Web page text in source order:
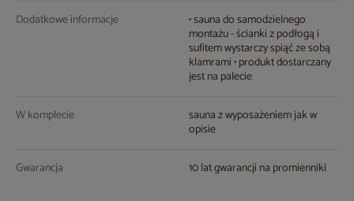
Dodatkowe informacje • sauna do samodzielnego
montażu - ścianki z podłogą i
sufitem wystarczy spiąć ze sobą
klamrami • produkt dostarczany
jest na palecie
W komplecie sauna z wyposażeniem jak w
opisie
Gwarancja 10 lat gwarancji na promienniki